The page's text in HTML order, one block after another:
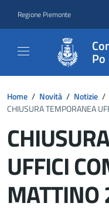
Regione Piemonte
Po
Home / Novità / Notizie /
CHIUSURA TEMPORANEA
UFFICI